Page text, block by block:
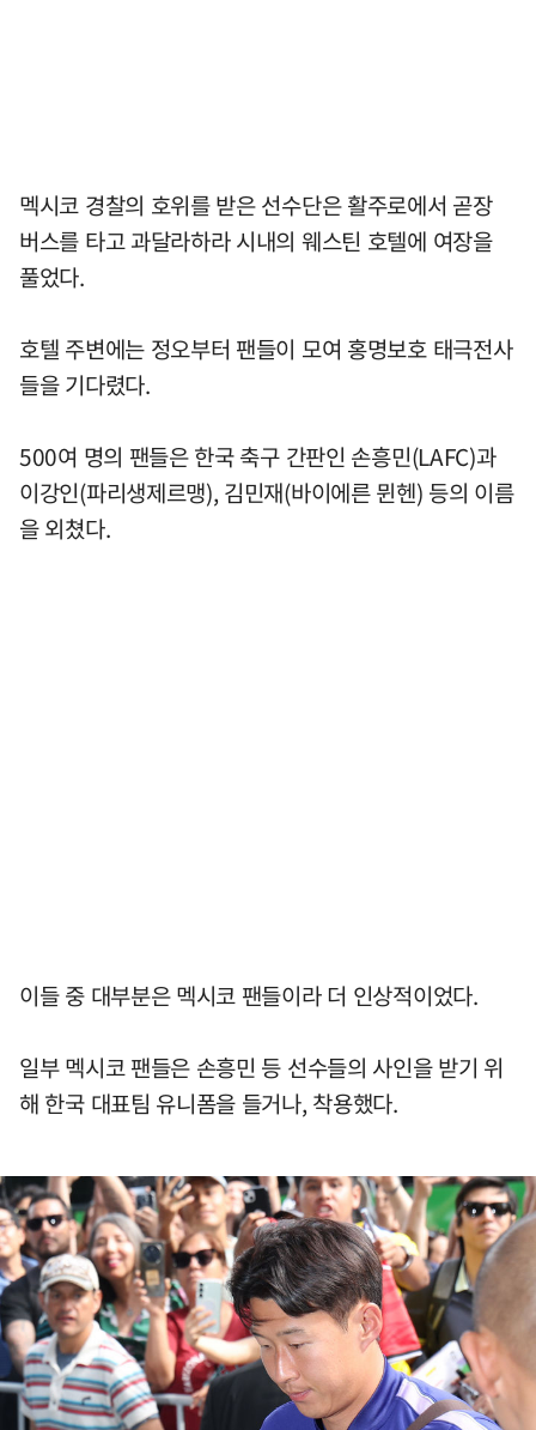
멕시코 경찰의 호위를 받은 선수단은 활주로에서 곧장
버스를 타고 과달라하라 시내의 웨스틴 호텔에 여장을
풀었다.
호텔 주변에는 정오부터 팬들이 모여 홍명보호 태극전사
들을 기다렸다.
500여 명의 팬들은 한국 축구 간판인 손흥민(LAFC)과
이강인(파리생제르맹), 김민재(바이에른 뮌헨) 등의 이름
을 외쳤다.
이들 중 대부분은 멕시코 팬들이라 더 인상적이었다.
일부 멕시코 팬들은 손흥민 등 선수들의 사인을 받기 위
해 한국 대표팀 유니폼을 들거나, 착용했다.